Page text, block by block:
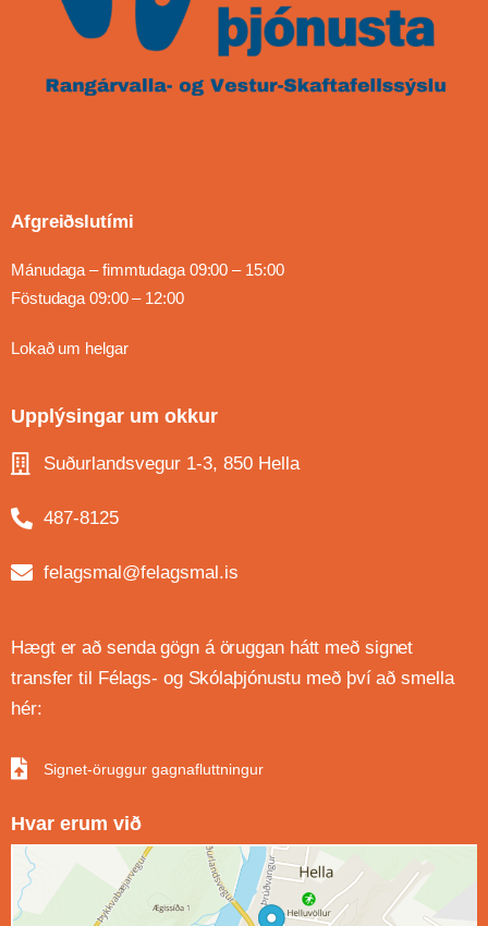
Afgreiðslutími
Mánudaga – fimmtudaga 09:00 – 15:00
Föstudaga 09:00 – 12:00
Lokað um helgar
Upplýsingar um okkur
Suðurlandsvegur 1-3, 850 Hella
487-8125
felagsmal@felagsmal.is
Hægt er að senda gögn á öruggan hátt með signet
transfer til Félags- og Skólaþjónustu með því að smella
hér:
Signet-öruggur gagnafluttningur
Hvar erum við